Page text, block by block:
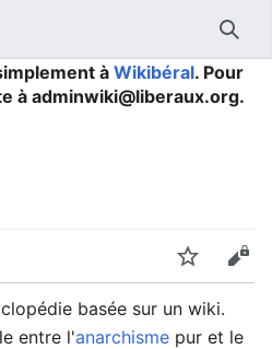
à Wikibéral. Pour
à adminwiki@liberaux.org.
Suivre
basée sur un wiki.
entre l'anarchisme pur et le